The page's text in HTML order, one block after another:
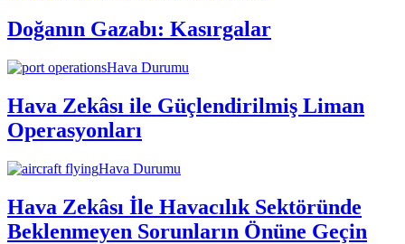
Doğanın Gazabı: Kasırgalar
Hava Durumu
Hava Zekâsı ile Güçlendirilmiş Liman
Operasyonları
Hava Durumu
Hava Zekâsı İle Havacılık Sektöründe
Beklenmeyen Sorunların Önüne Geçin